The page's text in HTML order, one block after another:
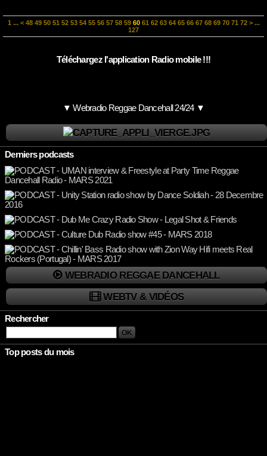
1 ... < 48 49 50 51 52 53 54 55 56 57 58 59 60 61 62 63 64 65 66 67 68 69 70 71 72 > ...
127
Téléchargez l'application Radio mobile !!!
▼ Webradio Reggae Dancehall 24/24 ▼
Derniers podcasts
WEBRADIO REGGAE DANCEHALL
WEBTV & VIDÉOS
Rechercher
Top posts du mois